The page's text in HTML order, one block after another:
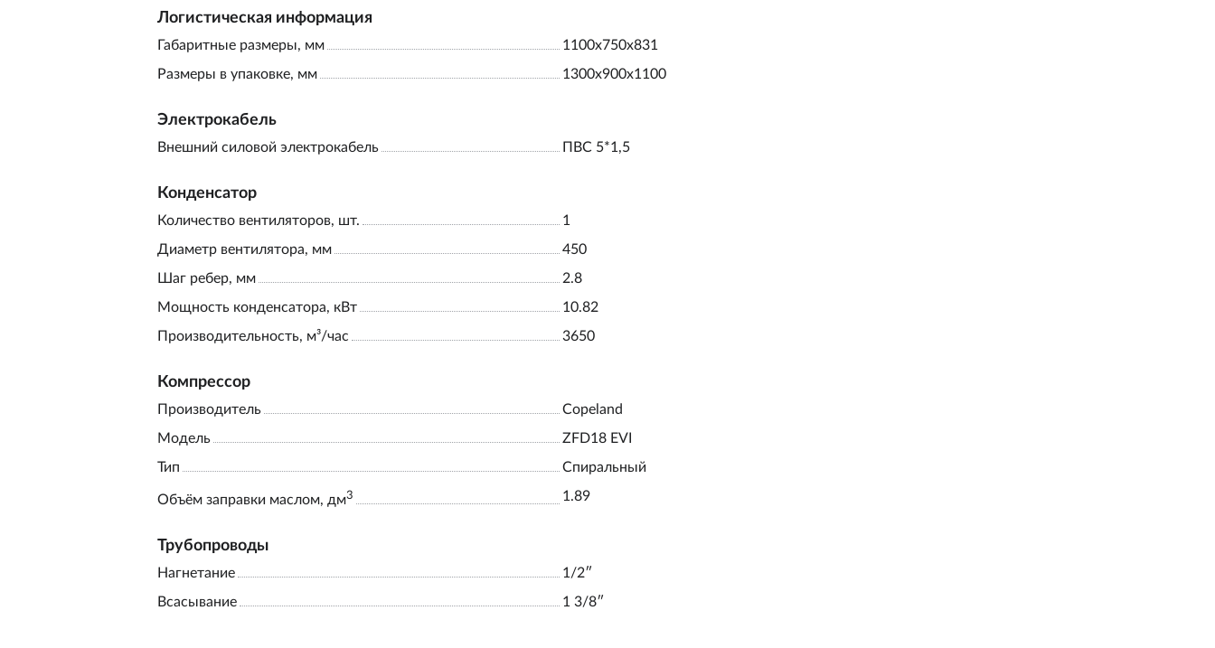
Логистическая информация
Габаритные размеры, мм
1100х750х831
Размеры в упаковке, мм
1300х900х1100
Электрокабель
Внешний силовой электрокабель ПВС 5*1,5
Конденсатор
Количество вентиляторов, шт.
1
Диаметр вентилятора, мм
450
Шаг ребер, мм
2.8
Мощность конденсатора, кВт
10.82
Производительность, м³/час
3650
Компрессор
Производитель
Copeland
Модель
ZFD18 EVI
Тип
Спиральный
Объём заправки маслом, дм3 1.89
Трубопроводы
Нагнетание
1/2ʺ
Всасывание
1 3/8ʺ